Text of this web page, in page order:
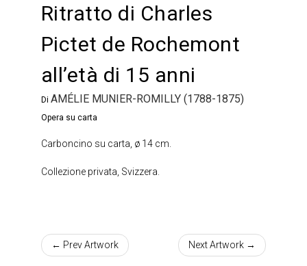
Ritratto di Charles
Pictet de Rochemont
all’età di 15 anni
Di AMÉLIE MUNIER-ROMILLY (1788-1875)
Opera su carta
Carboncino su carta, ø 14 cm.
Collezione privata, Svizzera.
← Prev Artwork Next Artwork →